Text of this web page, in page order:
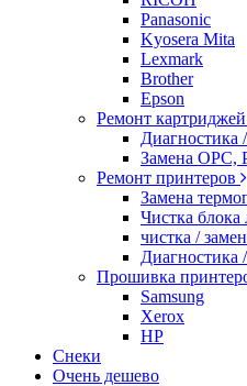
Panasonic
Kyosera Mita
Lexmark
Brother
Epson
Ремонт картриджей
Диагностика
Замена OPC,
Ремонт принтеров
Замена
Чистка блока
чистка /
Диагностика
Прошивка
Samsung
Xerox
HP
Снеки
Очень дешево